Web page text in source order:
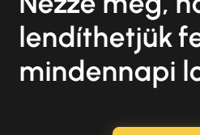
lendíthetjük
mindennapi